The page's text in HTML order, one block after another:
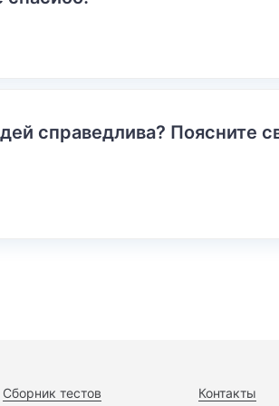
справедлива? Поясните
Сборник тестов Контакты